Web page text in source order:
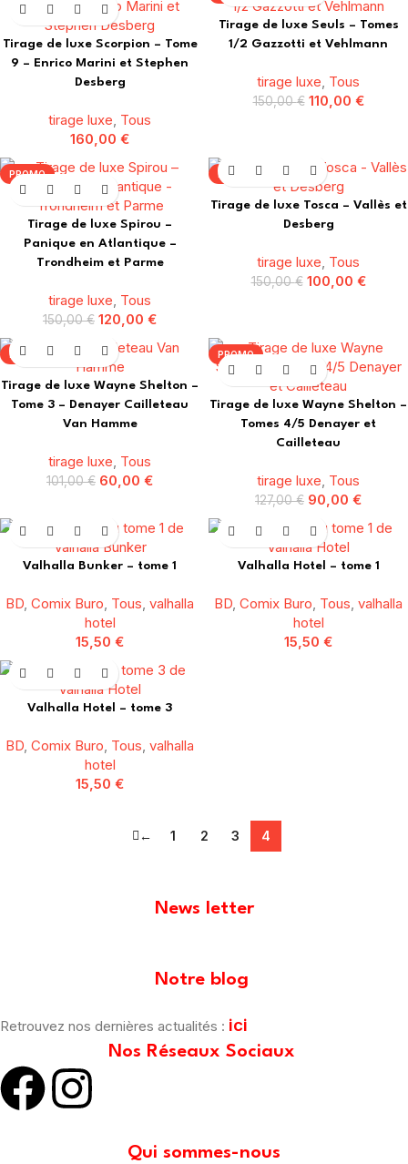
Tirage de luxe Scorpion – Tome
9 – Enrico Marini et Stephen
Desberg
tirage luxe, Tous
160,00 €
Tirage de luxe Seuls – Tomes
1/2 Gazzotti et Vehlmann
tirage luxe, Tous
150,00€ 110,00 €
PROMO
Tirage de luxe Spirou –
Panique en Atlantique –
Trondheim et Parme
tirage luxe, Tous
150,00€ 120,00 €
PROMO
Tirage de luxe Tosca – Vallès et
Desberg
tirage luxe, Tous
150,00€ 100,00 €
PROMO
Tirage de luxe Wayne Shelton –
Tome 3 – Denayer Cailleteau
Van Hamme
tirage luxe, Tous
101,00€ 60,00 €
PROMO
Tirage de luxe Wayne Shelton –
Tomes 4/5 Denayer et
Cailleteau
tirage luxe, Tous
127,00€ 90,00 €
Valhalla Bunker – tome 1
BD, Comix Buro, Tous, valhalla
hotel
15,50 €
Valhalla Hotel – tome 1
BD, Comix Buro, Tous, valhalla
hotel
15,50 €
Valhalla Hotel – tome 3
BD, Comix Buro, Tous, valhalla
hotel
15,50 €
← 1 2 3 4
News letter
Notre blog
Retrouvez nos dernières actualités : ici
Nos Réseaux Sociaux
Qui sommes-nous